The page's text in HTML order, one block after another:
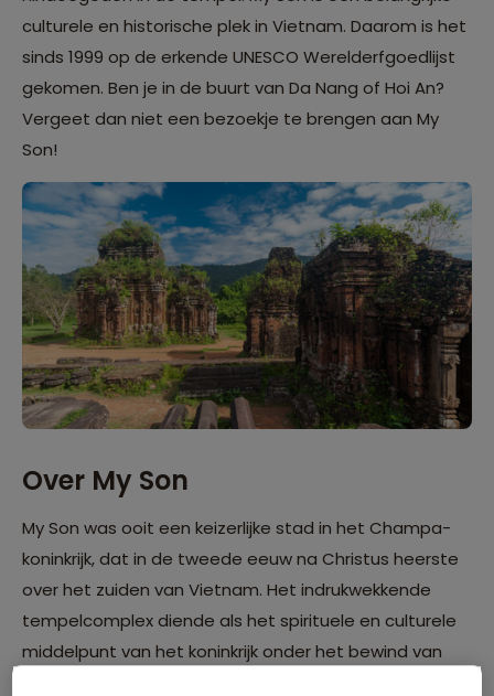
culturele en historische plek in Vietnam. Daarom is het
sinds 1999 op de erkende UNESCO Werelderfgoedlijst
gekomen. Ben je in de buurt van Da Nang of Hoi An?
Vergeet dan niet een bezoekje te brengen aan My
Son!
Over My Son
My Son was ooit een keizerlijke stad in het Champa-
koninkrijk, dat in de tweede eeuw na Christus heerste
over het zuiden van Vietnam. Het indrukwekkende
tempelcomplex diende als het spirituele en culturele
middelpunt van het koninkrijk onder het bewind van